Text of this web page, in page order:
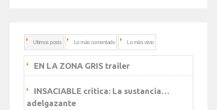
Ultimos posts Lo más comentado Lo más visto
EN LA ZONA GRIS trailer
INSACIABLE crítica: La sustancia…
adelgazante